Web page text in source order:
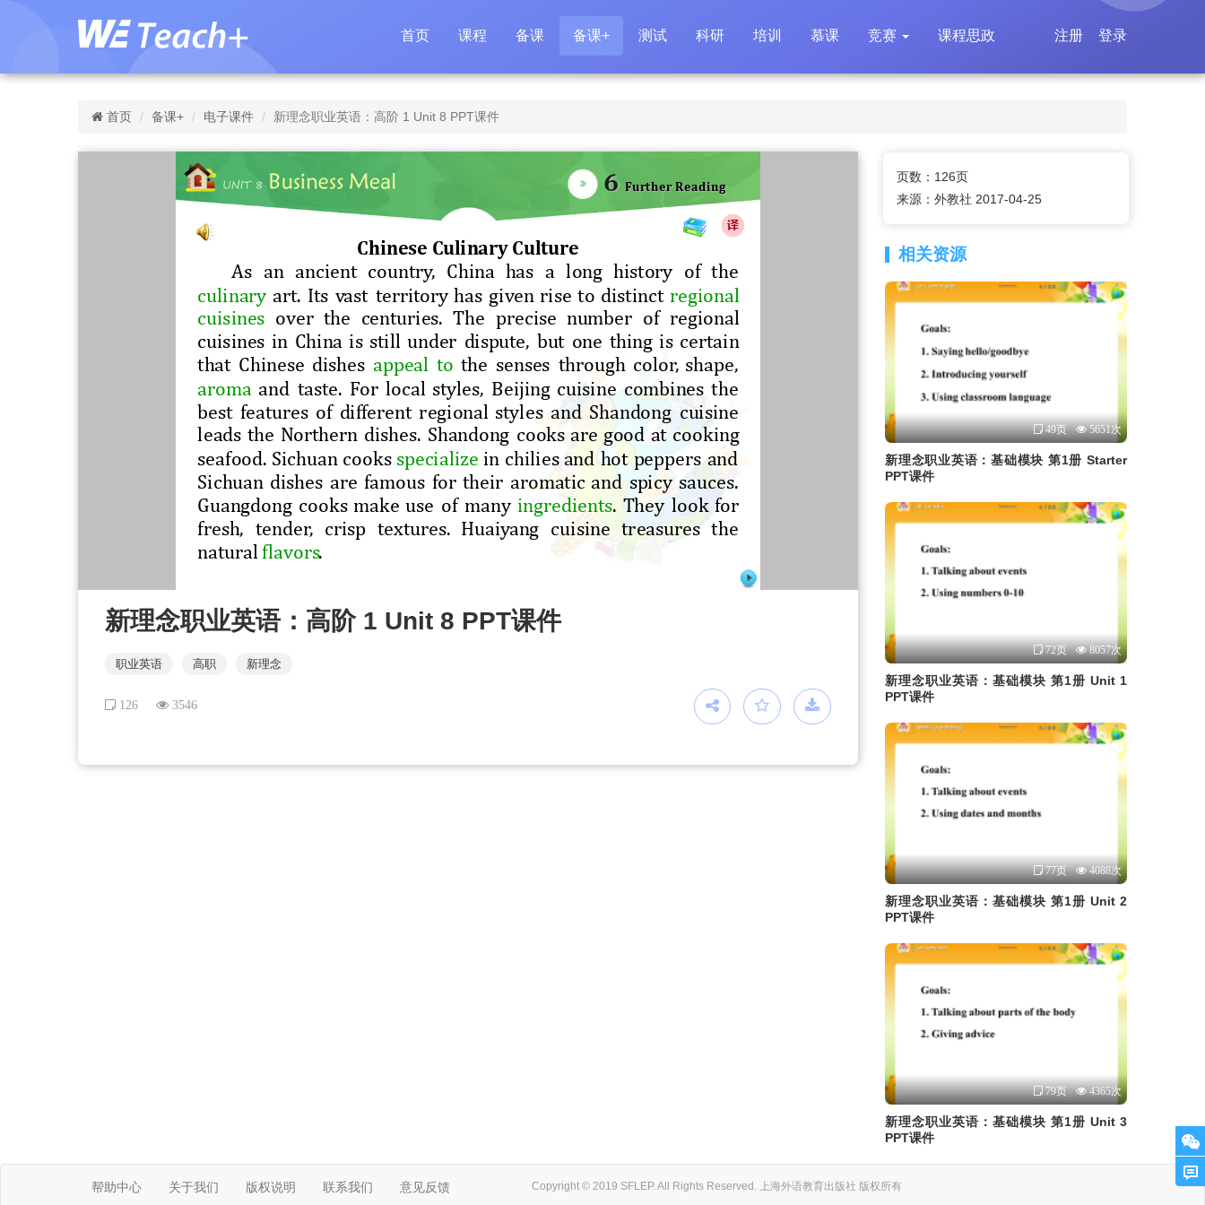
首页 课程 备课 备课+ 测试 科研 培训 慕课 竞赛 课程思政 登录
注册
首页 备课+ 电子课件 新理念职业英语：高阶 1 Unit 8 PPT课件
新理念职业英语：高阶 1 Unit 8 PPT课件
职业英语 高职 新理念
126 3546
页数：126页
来源：外教社 2017-04-25
相关资源
49页 5651次
新理念职业英语：基础模块 第1册 Starter
PPT课件
72页 8057次
新理念职业英语：基础模块 第1册 Unit 1
PPT课件
77页 4088次
新理念职业英语：基础模块 第1册 Unit 2
PPT课件
79页 4365次
新理念职业英语：基础模块 第1册 Unit 3
PPT课件
帮助中心 关于我们 版权说明 联系我们 意见反馈 Copyright © 2019 SFLEP. All Rights Reserved. 上海外语教育出版社 版权所有